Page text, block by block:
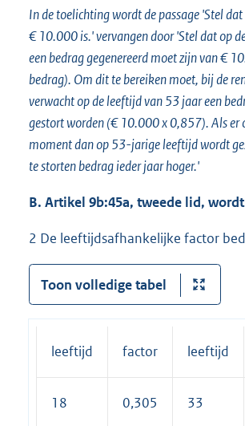
Inde toelichting wordt de passage 'Stel
€ 10.000 is.' vervangen door 'Stel dat op
een bedrag gegenereerd moet zijn van €
bedrag). Om dit te bereiken moet, bij de
verwacht op de leeftijd van 53 jaar een
gestort worden (€ 10.000 x 0,857). Als er
moment dan op 53-jarige leeftijd wordt
te storten bedrag ieder jaar hoger.'
B. Artikel 9b:45a, tweede lid,
2 De leeftijdsafhankelijke factor
Toon volledige tabel
leeftijd factor leeftijd
18 0,305 33